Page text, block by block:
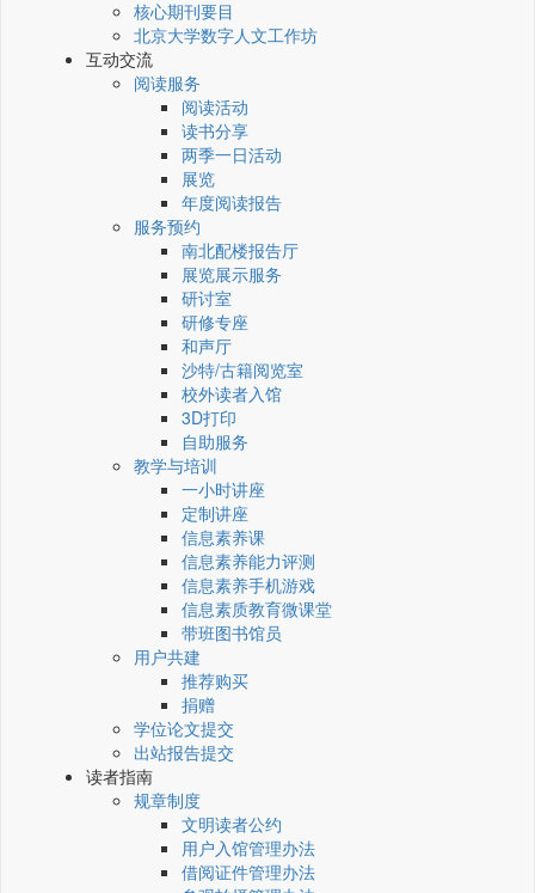
核心期刊要目
北京大学数字人文工作坊
互动交流
阅读服务
阅读活动
读书分享
两季一日活动
展览
年度阅读报告
服务预约
南北配楼报告厅
展览展示服务
研讨室
研修专座
和声厅
沙特/古籍阅览室
校外读者入馆
3D打印
自助服务
教学与培训
一小时讲座
定制讲座
信息素养课
信息素养能力评测
信息素养手机游戏
信息素质教育微课堂
带班图书馆员
用户共建
推荐购买
捐赠
学位论文提交
出站报告提交
读者指南
规章制度
文明读者公约
用户入馆管理办法
借阅证件管理办法